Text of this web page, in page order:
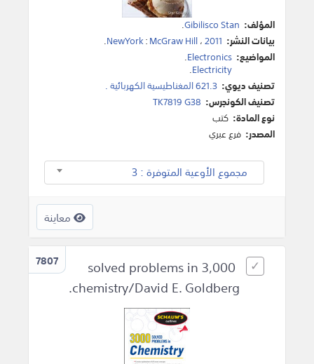
المؤلف: Gibilisco Stan
.
بيانات النشر:
NewYork:McGraw Hill،2011
.
المواضيع: Electronics
.
Electricity
.
تصنيف ديوي: 621.3 المغناطيسية الكهربائية .
تصنيف الكونجرس: TK7819 G38
نوع المادة: كتب
المصدر: فرع عبري
مجموع الأوعية المتوفرة : 3
معاينة
7807
3,000 solved problems in
chemistry/David E. Goldberg.